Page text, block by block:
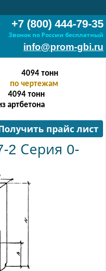
+7 (800) 444-79-35
Звонок по России бесплатный
info@prom-gbi.ru
8190тонн
по чертежам
4094 тонн
артбетона
Получить прайс лист
2 Серия 0-